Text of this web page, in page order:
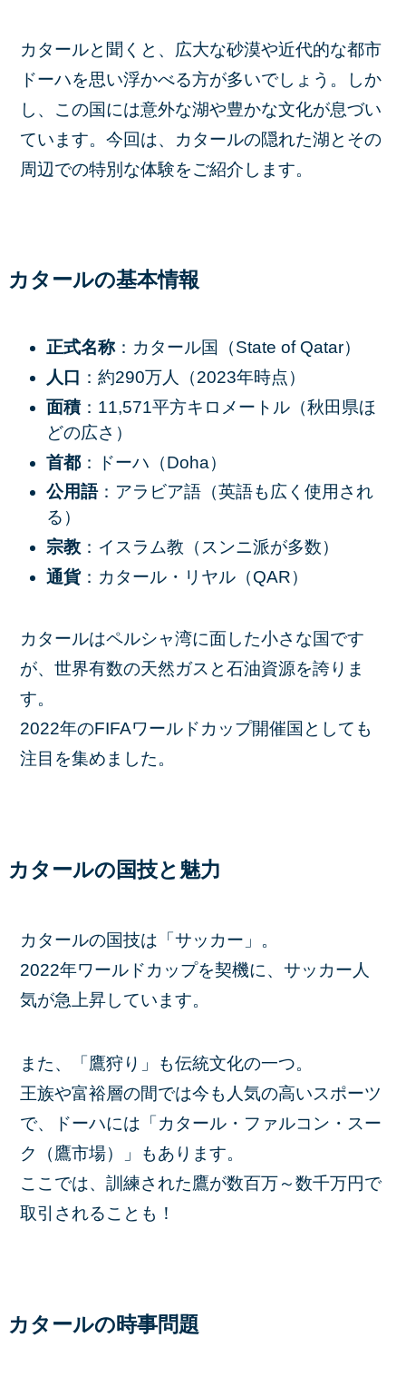
カタールと聞くと、広大な砂漠や近代的な都市
ドーハを思い浮かべる方が多いでしょう。しか
し、この国には意外な湖や豊かな文化が息づい
ています。今回は、カタールの隠れた湖とその
周辺での特別な体験をご紹介します。
カタールの基本情報
正式名称：カタール国（State of Qatar）
人口 ：約290万人（2023年時点）
面積：11,571平方キロメートル（秋田県ほ
どの広さ）
首都：ドーハ（Doha）
公用語：アラビア語（英語も広く使用され
る）
宗教：イスラム教（スンニ派が多数）
通貨：カタール・リヤル（QAR）
カタールはペルシャ湾に面した小さな国です
が、世界有数の天然ガスと石油資源を誇りま
す。
2022年のFIFAワールドカップ開催国としても
注目を集めました。
カタールの国技と魅力
カタールの国技は「サッカー」。
2022年ワールドカップを契機に、サッカー人
気が急上昇しています。
また、「鷹狩り」も伝統文化の一つ。
王族や富裕層の間では今も人気の高いスポーツ
で、ドーハには「カタール・ファルコン・スー
ク（鷹市場）」もあります。
ここでは、訓練された鷹が数百万～数千万円で
取引されることも！
カタールの時事問題